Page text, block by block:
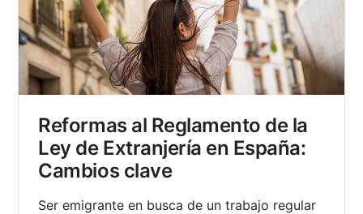
Reformas al Reglamento de la
Ley de Extranjería en España:
Cambios clave
Ser emigrante en busca de un trabajo regular